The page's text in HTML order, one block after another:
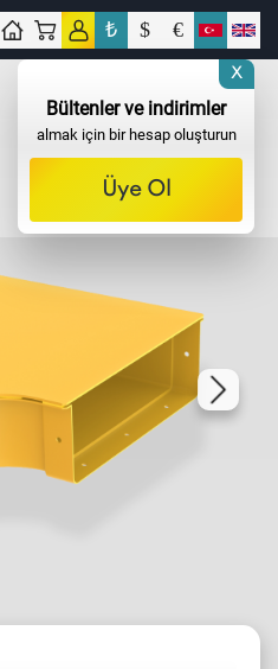
₺ $ €
X
Bültenler ve indirimler
almak için bir hesap oluşturun
Üye Ol